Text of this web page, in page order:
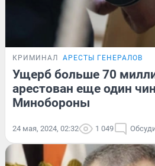
КРИМИНАЛ АРЕСТЫ ГЕНЕРАЛОВ
Ущерб больше 70
арестован еще один
Минобороны
24 мая, 2024, 02:32 1 049